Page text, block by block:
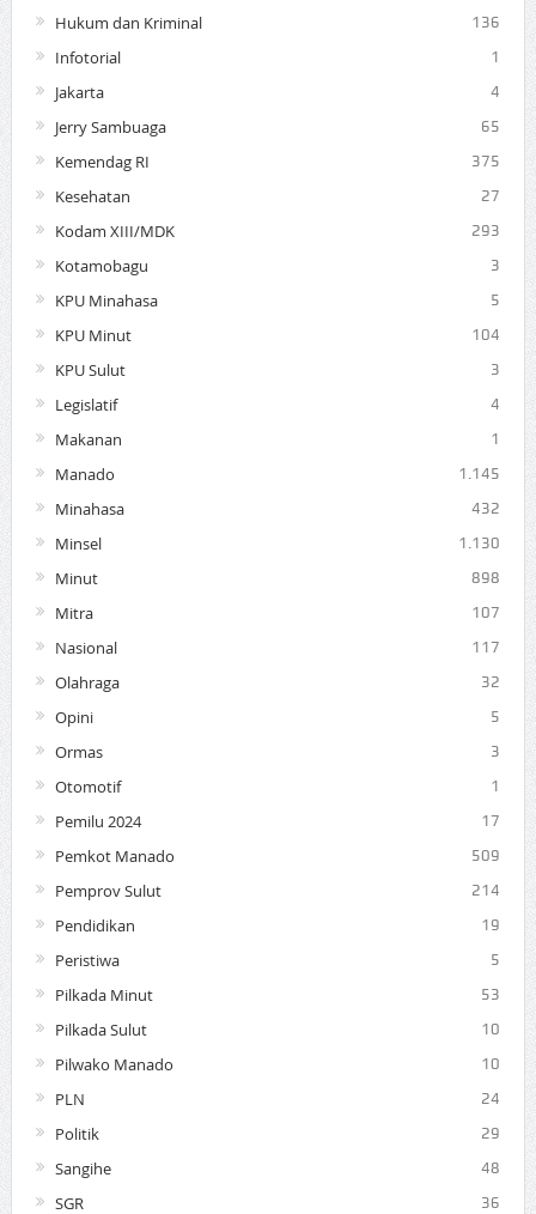
Hukum dan Kriminal 136
Infotorial 1
Jakarta 4
Jerry Sambuaga 65
Kemendag RI 375
Kesehatan 27
Kodam XIII/MDK 293
Kotamobagu 3
KPU Minahasa 5
KPU Minut 104
KPU Sulut 3
Legislatif 4
Makanan 1
Manado 1.145
Minahasa 432
Minsel 1.130
Minut 898
Mitra 107
Nasional 117
Olahraga 32
Opini 5
Ormas 3
Otomotif 1
Pemilu 2024 17
Pemkot Manado 509
Pemprov Sulut 214
Pendidikan 19
Peristiwa 5
Pilkada Minut 53
Pilkada Sulut 10
Pilwako Manado 10
PLN 24
Politik 29
Sangihe 48
SGR 36